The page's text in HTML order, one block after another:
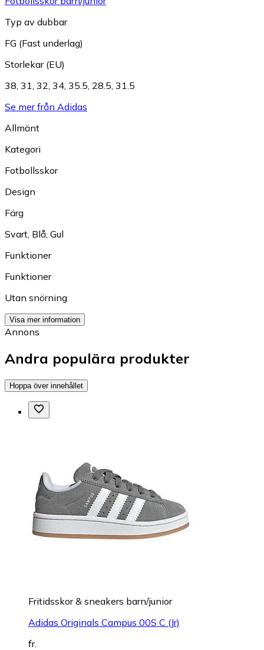
Typ av dubbar
FG (Fast underlag)
Storlekar (EU)
38, 31, 32, 34, 35.5, 28.5, 31.5
Se mer från Adidas
Allmänt
Kategori
Fotbollsskor
Design
Färg
Svart, Blå, Gul
Funktioner
Funktioner
Utan snörning
Visa mer information
Annons
Andra populära produkter
Hoppa över innehållet
Fritidsskor & sneakers barn/junior
Adidas Originals Campus 00S C (Jr)
fr.